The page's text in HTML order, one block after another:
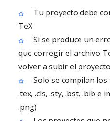
Tu proyecto debe
TeX
Si se produce un
que corregir el archivo
volver a subir el proyecto
Solo se compilan
.tex, .cls, .sty, .bst, .bib e
.png)